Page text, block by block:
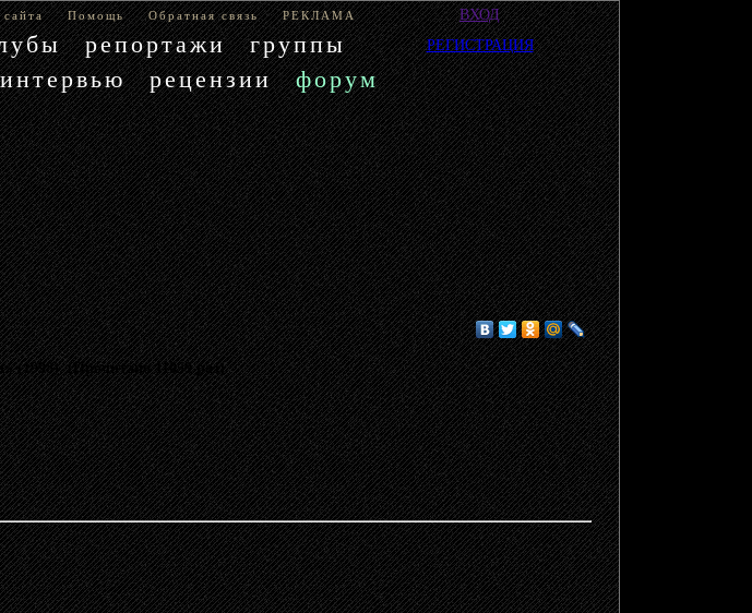
Помощь Обратная связь РЕКЛАМА
репортажи
группы
интервью рецензии форум
ВХОД
РЕГИСТРАЦИЯ
(1998) (Прочитано 11059 раз)